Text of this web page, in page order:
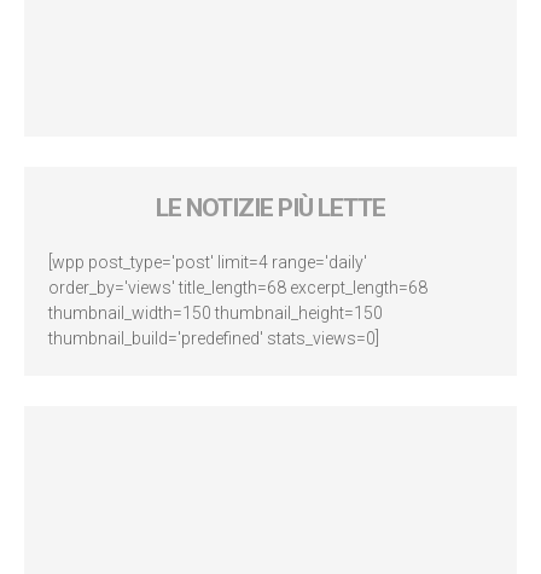
LE NOTIZIE PIÙ LETTE
[wpp post_type='post' limit=4 range='daily'
order_by='views' title_length=68 excerpt_length=68
thumbnail_width=150 thumbnail_height=150
thumbnail_build='predefined' stats_views=0]